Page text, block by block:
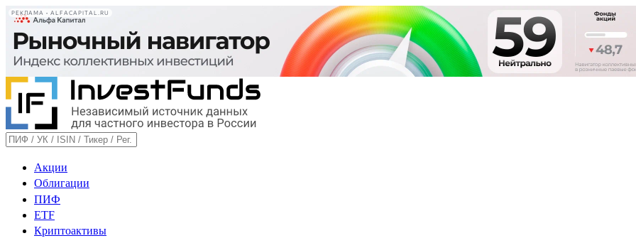
РЕКЛАМА • ALFACAPITAL.RU
Акции
Облигации
ПИФ
ETF
Криптоактивы